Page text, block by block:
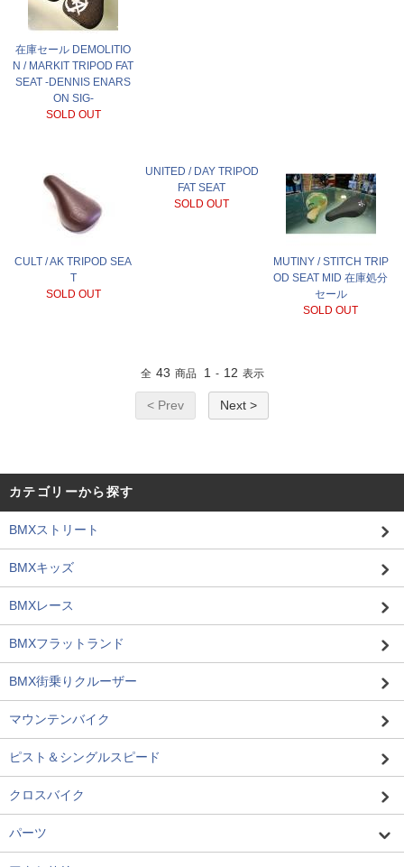
在庫セール DEMOLITIO
N / MARKIT TRIPOD FAT
SEAT -DENNIS ENARS
ON SIG-
SOLD OUT
CULT / AK TRIPOD SEA
T
SOLD OUT
UNITED / DAY TRIPOD
FAT SEAT
SOLD OUT
MUTINY / STITCH TRIP
OD SEAT MID 在庫処分
セール
SOLD OUT
全 43 商品 1 - 12 表示
< Prev Next >
カテゴリーから探す
BMXストリート
BMXキッズ
BMXレース
BMXフラットランド
BMX街乗りクルーザー
マウンテンバイク
ピスト＆シングルスピード
クロスバイク
パーツ